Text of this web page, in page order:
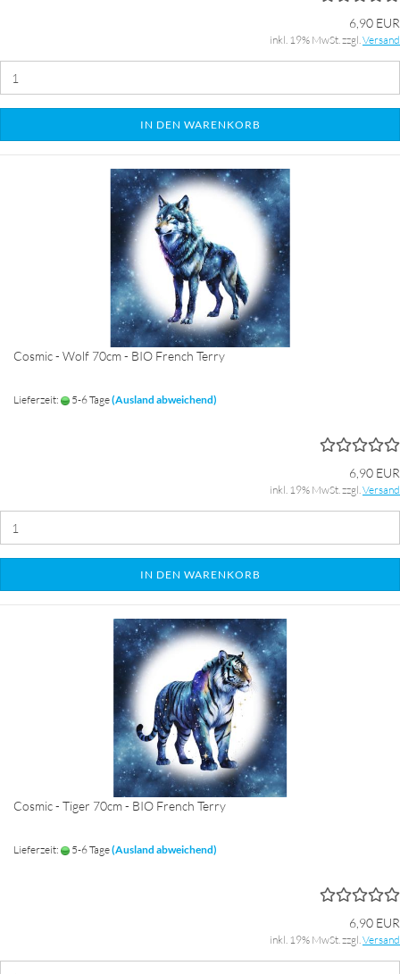
6,90 EUR
inkl. 19% MwSt. zzgl.Versand
IN DEN WARENKORB
Cosmic - Wolf 70cm - BIO French Terry
Lieferzeit: 5-6 Tage(Ausland abweichend)
6,90 EUR
inkl. 19% MwSt. zzgl.Versand
IN DEN WARENKORB
Cosmic - Tiger 70cm - BIO French Terry
Lieferzeit: 5-6 Tage(Ausland abweichend)
6,90 EUR
inkl. 19% MwSt. zzgl.Versand